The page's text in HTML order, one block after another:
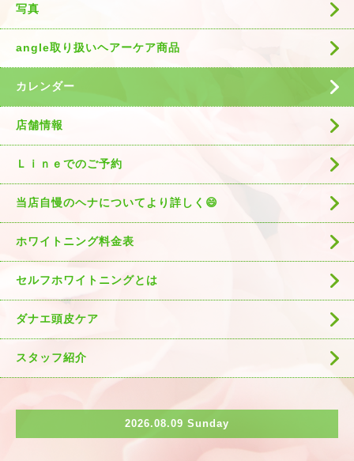
写真
angle取り扱いヘアーケア商品
カレンダー
店舗情報
Ｌｉｎｅでのご予約
当店自慢のヘナについてより詳しく😄
ホワイトニング料金表
セルフホワイトニングとは
ダナエ頭皮ケア
スタッフ紹介
2026.08.09 Sunday